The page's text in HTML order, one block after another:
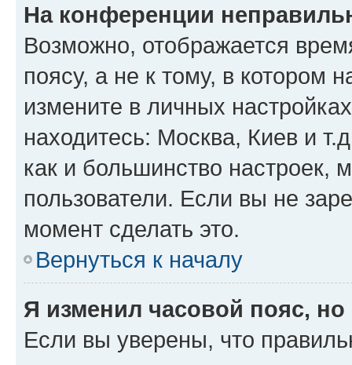
На конференции
Возможно, отображается
поясу, а не к тому, в котором
измените в личных
находитесь: Москва, Киев и
как и большинство настроек,
пользователи. Если вы не
момент сделать это.
Вернуться к началу
Я изменил часовой пояс,
Если вы уверены, что